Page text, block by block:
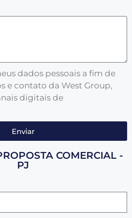
dados pessoais a fim de
e contato da West Group,
digitais de
Enviar
COMERCIAL -
PJ